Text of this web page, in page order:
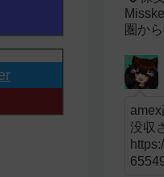
圏か
没収